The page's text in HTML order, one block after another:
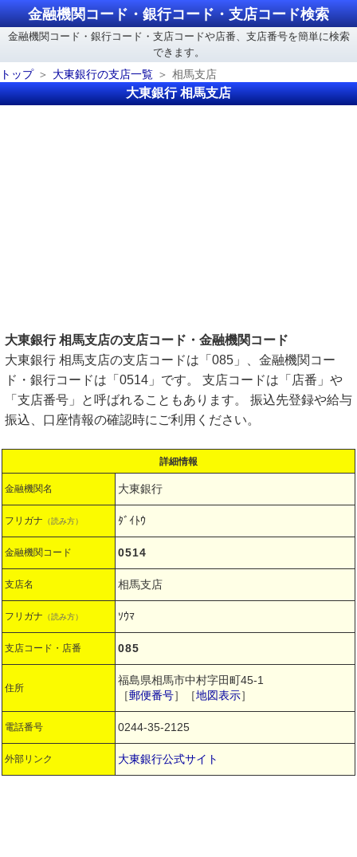
金融機関コード・銀行コード・支店コード検索
金融機関コード・銀行コード・支店コードや店番、支店番号を簡単に検索
できます。
トップ
大東銀行の支店一覧 相馬支店
大東銀行 相馬支店
大東銀行 相馬支店の支店コード・金融機関コード
大東銀行 相馬支店の支店コードは「085」、金融機関コー
ド・銀行コードは「0514」です。 支店コードは「店番」や
「支店番号」と呼ばれることもあります。 振込先登録や給与
振込、口座情報の確認時にご利用ください。
詳細情報
金融機関名 大東銀行
フリガナ （読み方） ﾀﾞｲﾄｳ
金融機関コード 0514
支店名 相馬支店
フリガナ （読み方） ｿｳﾏ
支店コード・店番 085
住所
福島県相馬市中村字田町45-1
［郵便番号］［地図表示］
電話番号 0244-35-2125
外部リンク 大東銀行公式サイト